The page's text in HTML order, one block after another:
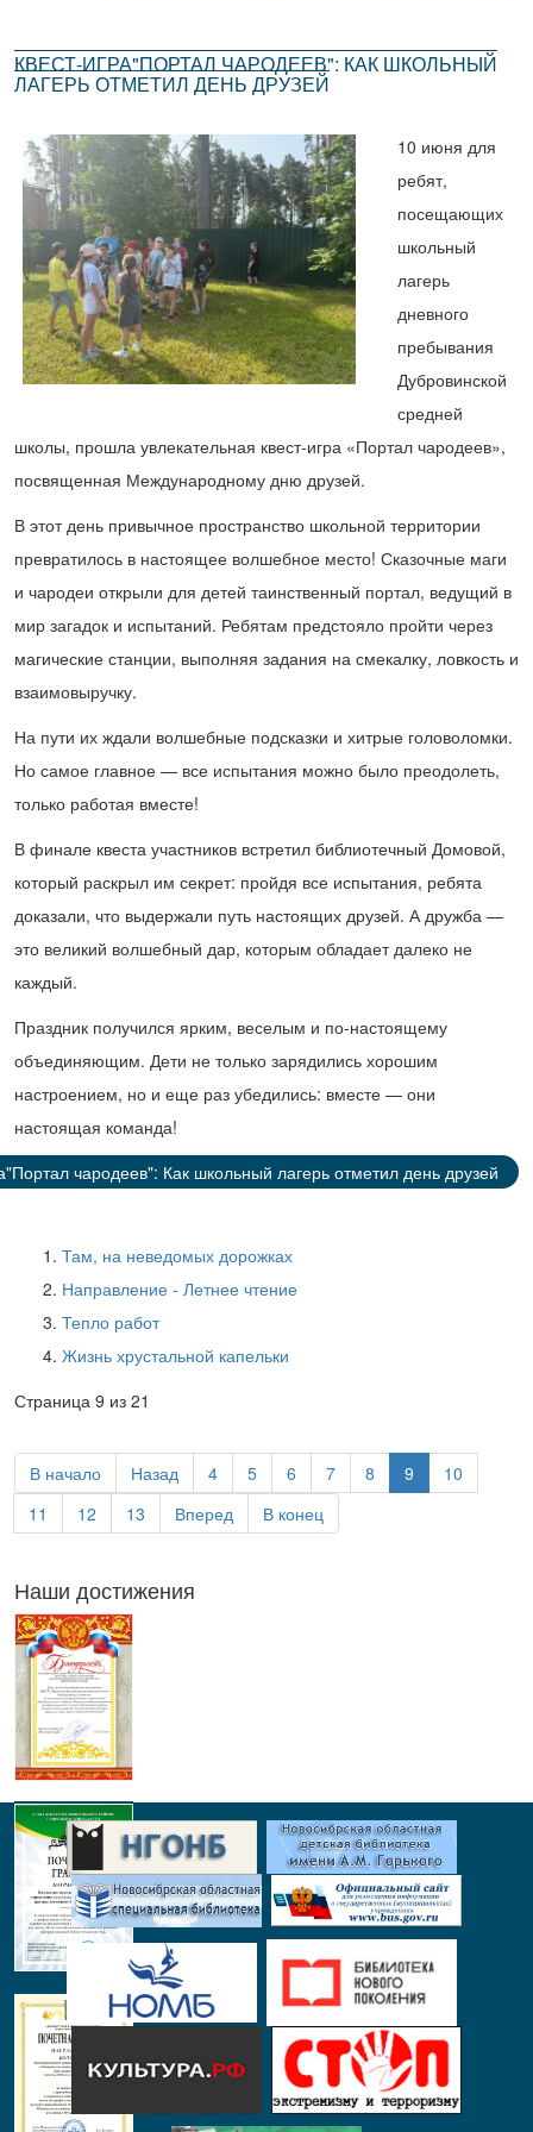
КВЕСТ-ИГРА"ПОРТАЛ ЧАРОДЕЕВ": КАК ШКОЛЬНЫЙ
ЛАГЕРЬ ОТМЕТИЛ ДЕНЬ ДРУЗЕЙ
10 июня для
ребят,
посещающих
школьный
лагерь
дневного
пребывания
Дубровинской
средней
школы, прошла увлекательная квест-игра «Портал чародеев»,
посвященная Международному дню друзей.
В этот день привычное пространство школьной территории
превратилось в настоящее волшебное место! Сказочные маги
и чародеи открыли для детей таинственный портал, ведущий в
мир загадок и испытаний. Ребятам предстояло пройти через
магические станции, выполняя задания на смекалку, ловкость и
взаимовыручку.
На пути их ждали волшебные подсказки и хитрые головоломки.
Но самое главное — все испытания можно было преодолеть,
только работая вместе!
В финале квеста участников встретил библиотечный Домовой,
который раскрыл им секрет: пройдя все испытания, ребята
доказали, что выдержали путь настоящих друзей. А дружба —
это великий волшебный дар, которым обладает далеко не
каждый.
Праздник получился ярким, веселым и по-настоящему
объединяющим. Дети не только зарядились хорошим
настроением, но и еще раз убедились: вместе — они
настоящая команда!
чародеев": Как школьный лагерь отметил день друзей
Там, на неведомых дорожках
Направление - Летнее чтение
Тепло работ
Жизнь хрустальной капельки
Страница 9 из 21
В начало Назад 4 5 6 7 8 9
10
11
12 13 Вперед В конец
Наши достижения